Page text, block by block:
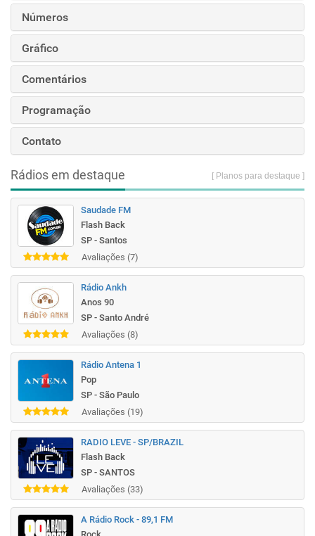
Números
Gráfico
Comentários
Programação
Contato
Rádios em destaque [ Planos para destaque ]
Saudade FM
Flash Back
SP - Santos
Avaliações (7)
Rádio Ankh
Anos 90
SP - Santo André
Avaliações (8)
Rádio Antena 1
Pop
SP - São Paulo
Avaliações (19)
RADIO LEVE - SP/BRAZIL
Flash Back
SP - SANTOS
Avaliações (33)
A Rádio Rock - 89,1 FM